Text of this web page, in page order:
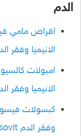
الدم
الانيميا وفقر
الانيميا وفقر
كبسولات
وفقر الدم Fesovit